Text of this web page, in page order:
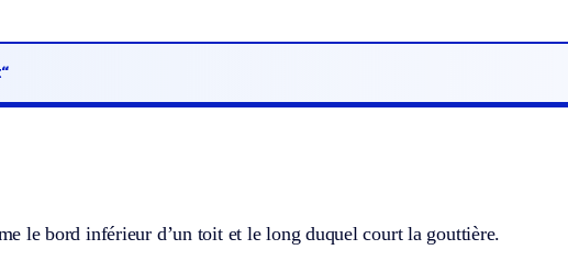
le bord inférieur d’un toit et le long duquel court la gouttière.